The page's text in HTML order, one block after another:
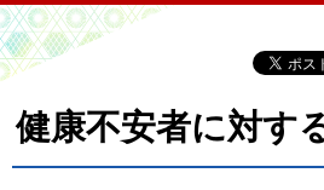
健康不安者に対す